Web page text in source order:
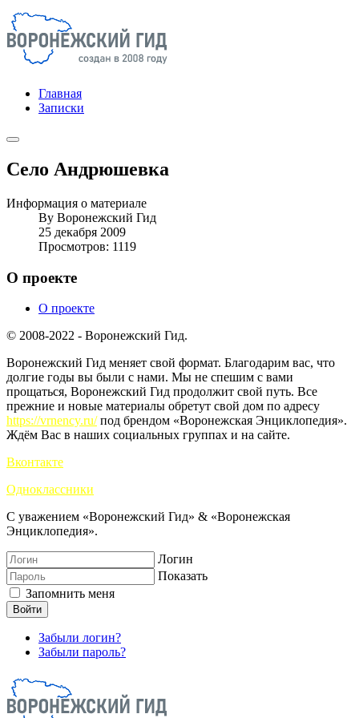
Главная
Записки
Село Андрюшевка
Информация о материале
By Воронежский Гид
25 декабря 2009
Просмотров: 1119
О проекте
О проекте
© 2008-2022 - Воронежский Гид.
Воронежский Гид меняет свой формат. Благодарим вас, что
долгие годы вы были с нами. Мы не спешим с вами
прощаться, Воронежский Гид продолжит свой путь. Все
прежние и новые материалы обретут свой дом по адресу
https://vrnency.ru/под брендом «Воронежская Энциклопедия».
Ждём Вас в наших социальных группах и на сайте.
Вконтакте
Одноклассники
С уважением «Воронежский Гид» & «Воронежская
Энциклопедия».
Логин
Показать
Запомнить меня
Войти
Забыли логин?
Забыли пароль?